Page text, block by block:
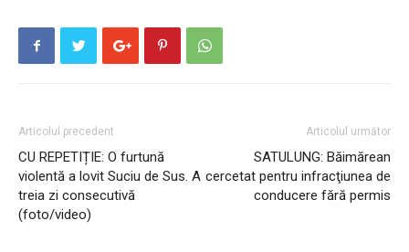
Articolul precedent
CU REPETIȚIE: O furtună
violentă a lovit Suciu de Sus. A
treia zi consecutivă
(foto/video)
Articolul următor
SATULUNG: Băimărean
cercetat pentru infracţiunea de
conducere fără permis